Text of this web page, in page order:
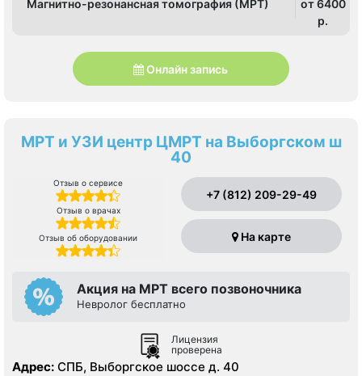
Магнитно-резонансная томография (МРТ)
от 6400
p.
Онлайн запись
МРТ и УЗИ центр ЦМРТ на Выборгском ш
40
Отзыв о сервисе
Отзыв о врачах
Отзыв об оборудовании
+7 (812) 209-29-49
На карте
Акция на МРТ всего позвоночника
Невролог бесплатно
Лицензия
проверена
Адрес: СПБ, Выборгское шоссе д. 40